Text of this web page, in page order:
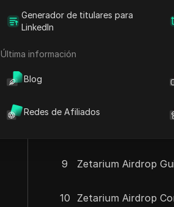
Generador de titulares para
LinkedIn
Última información
Blog
Redes de Afiliados
Zora Airdrop
9 Zetarium Airdrop
10 Zetarium Airdrop